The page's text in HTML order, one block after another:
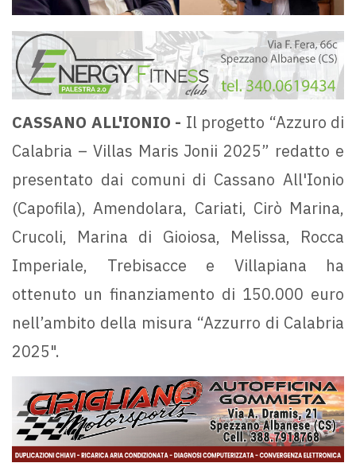
CASSANO ALL'IONIO - Il progetto “Azzuro di
Calabria – Villas Maris Jonii 2025” redatto e
presentato dai comuni di Cassano All'Ionio
(Capofila), Amendolara, Cariati, Cirò Marina,
Crucoli, Marina di Gioiosa, Melissa, Rocca
Imperiale, Trebisacce e Villapiana ha
ottenuto un finanziamento di 150.000 euro
nell’ambito della misura “Azzurro di Calabria
2025".